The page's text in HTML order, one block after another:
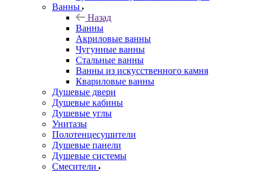
Ванны
Назад
Ванны
Акриловые ванны
Чугунные ванны
Стальные ванны
Ванны из искусственного камня
Квариловые ванны
Душевые двери
Душевые кабины
Душевые углы
Унитазы
Полотенцесушители
Душевые панели
Душевые системы
Смесители